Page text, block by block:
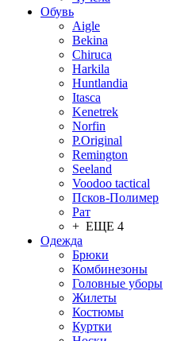
Обувь
Aigle
Bekina
Chiruсa
Harkila
Huntlandia
Itasca
Kenetrek
Norfin
P.Original
Remington
Seeland
Voodoo tactical
Псков-Полимер
Рат
+ ЕЩЕ 4
Одежда
Брюки
Комбинезоны
Головные уборы
Жилеты
Костюмы
Куртки